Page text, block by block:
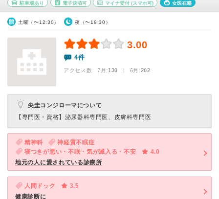
駐車場あり 電子決済可 マイナ受付 (スマホ可) 女医在籍
土曜（〜12:30） 夜（〜19:30）
3.00
4件
アクセス数 7月:130 | 6月:202
尖圭コンジローマについて
【専門医・資格】 泌尿器科専門医、皮膚科専門医
精神科
神経質不眠症
寝つきが悪い・不眠・気が滅入る・不安
4.0
地元の人に愛されている診療所
人間ドック
3.5
健康診断に